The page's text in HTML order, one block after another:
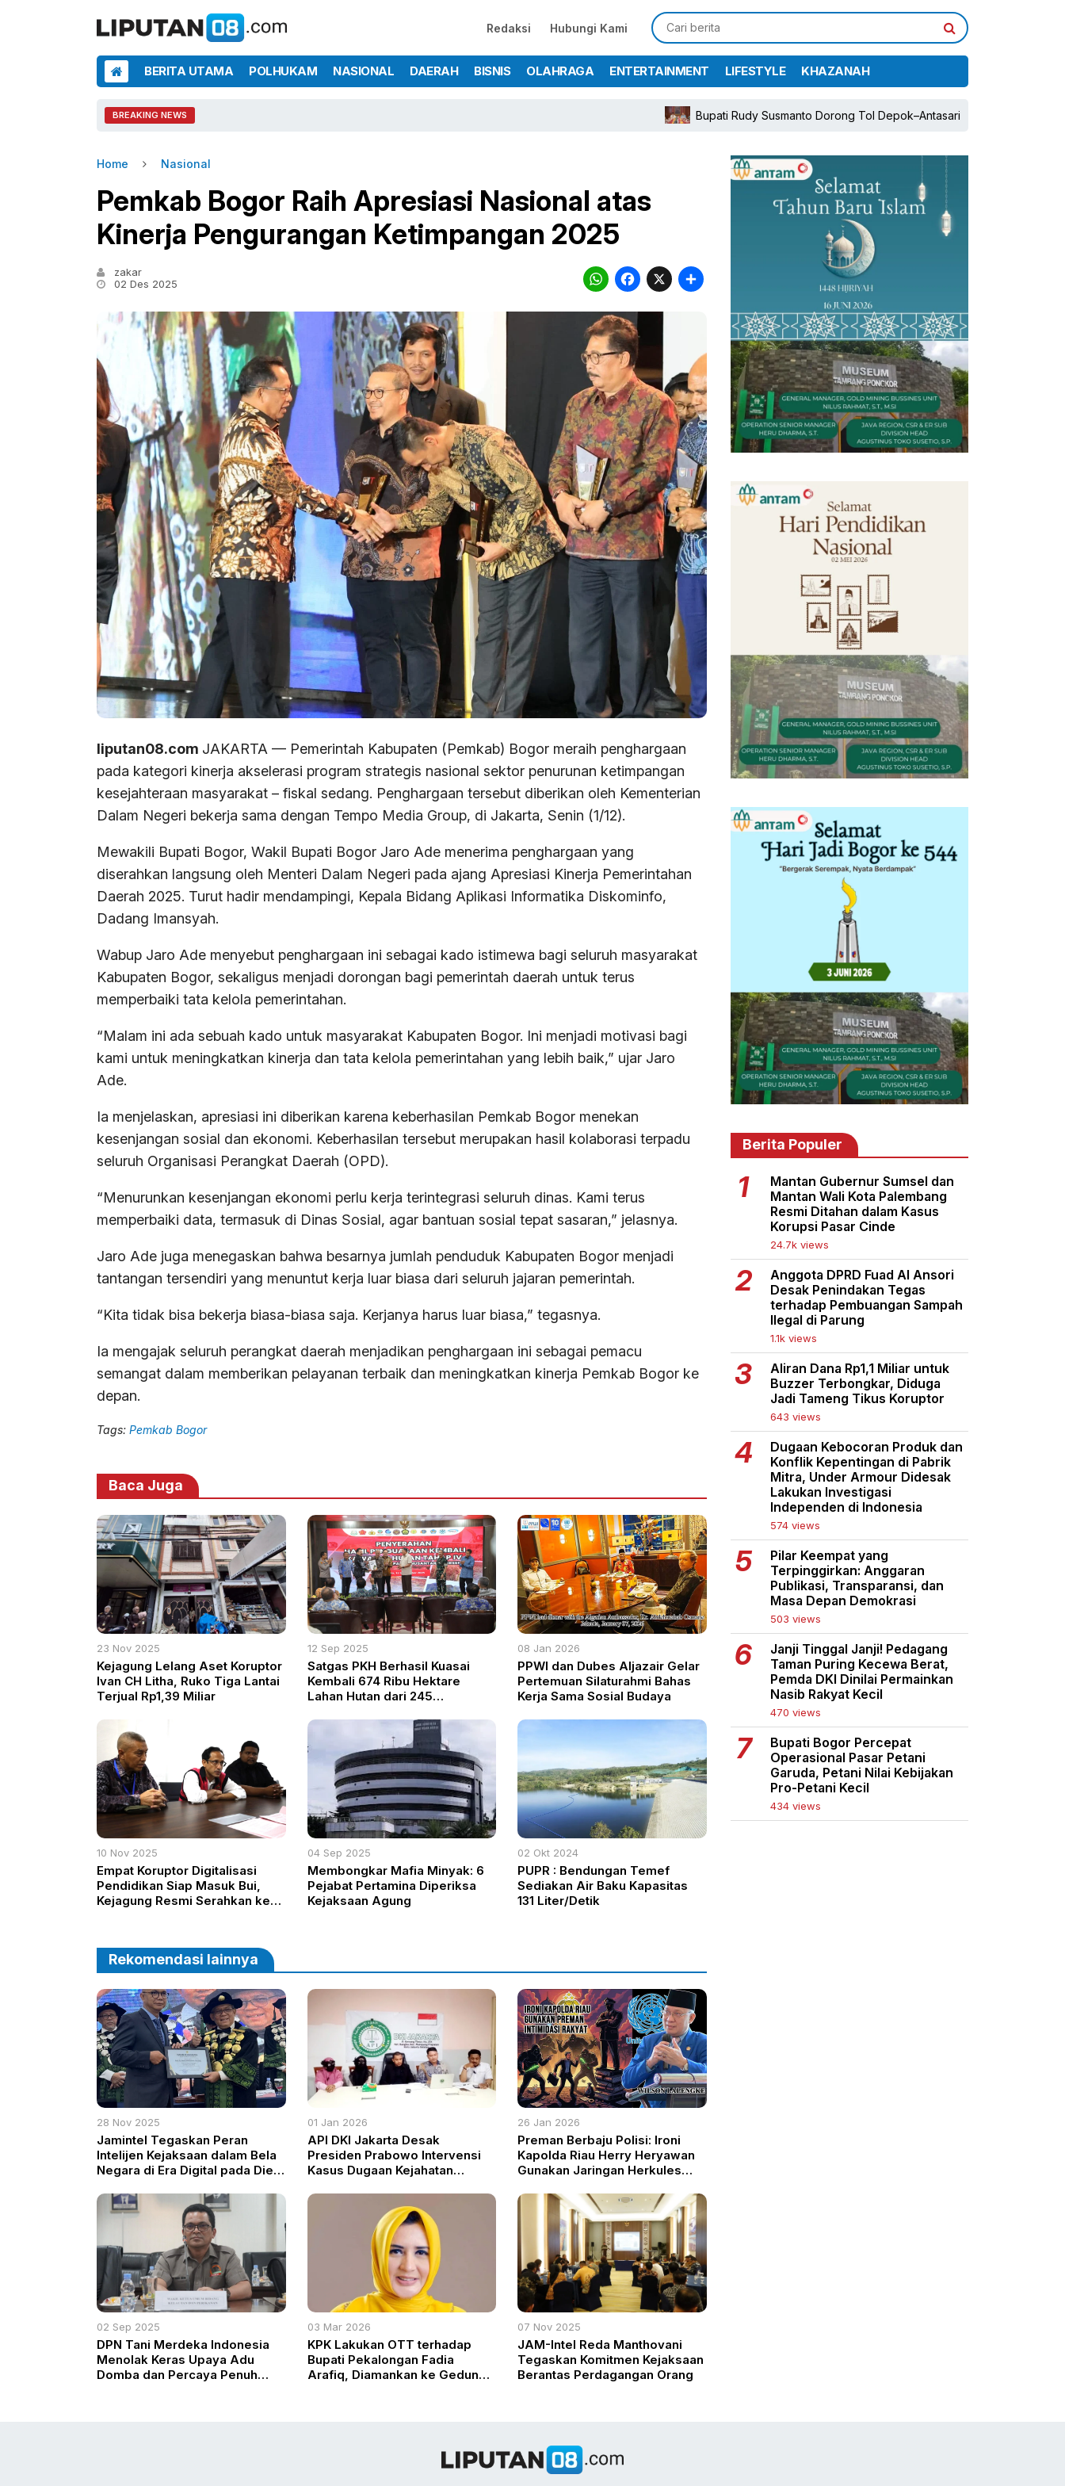
Redaksi Hubungi Kami
BERITA UTAMA POLHUKAM NASIONAL DAERAH BISNIS OLAHRAGA ENTERTAINMENT LIFESTYLE KHAZANAH
BREAKING NEWS Bupati Rudy Susmanto Dorong Tol Depok–Antasari dan Jalan Tambang Demi
Home Nasional
Pemkab Bogor Raih Apresiasi Nasional atas
Kinerja Pengurangan Ketimpangan 2025
zakar
02 Des 2025
WhatsApp
Facebook
X
liputan08.com JAKARTA — Pemerintah Kabupaten (Pemkab) Bogor meraih penghargaan
pada kategori kinerja akselerasi program strategis nasional sektor penurunan ketimpangan
kesejahteraan masyarakat – fiskal sedang. Penghargaan tersebut diberikan oleh Kementerian
Dalam Negeri bekerja sama dengan Tempo Media Group, di Jakarta, Senin (1/12).
Mewakili Bupati Bogor, Wakil Bupati Bogor Jaro Ade menerima penghargaan yang
diserahkan langsung oleh Menteri Dalam Negeri pada ajang Apresiasi Kinerja Pemerintahan
Daerah 2025. Turut hadir mendampingi, Kepala Bidang Aplikasi Informatika Diskominfo,
Dadang Imansyah.
Wabup Jaro Ade menyebut penghargaan ini sebagai kado istimewa bagi seluruh masyarakat
Kabupaten Bogor, sekaligus menjadi dorongan bagi pemerintah daerah untuk terus
memperbaiki tata kelola pemerintahan.
“Malam ini ada sebuah kado untuk masyarakat Kabupaten Bogor. Ini menjadi motivasi bagi
kami untuk meningkatkan kinerja dan tata kelola pemerintahan yang lebih baik,” ujar Jaro
Ade.
Ia menjelaskan, apresiasi ini diberikan karena keberhasilan Pemkab Bogor menekan
kesenjangan sosial dan ekonomi. Keberhasilan tersebut merupakan hasil kolaborasi terpadu
seluruh Organisasi Perangkat Daerah (OPD).
“Menurunkan kesenjangan ekonomi perlu kerja terintegrasi seluruh dinas. Kami terus
memperbaiki data, termasuk di Dinas Sosial, agar bantuan sosial tepat sasaran,” jelasnya.
Jaro Ade juga menegaskan bahwa besarnya jumlah penduduk Kabupaten Bogor menjadi
tantangan tersendiri yang menuntut kerja luar biasa dari seluruh jajaran pemerintah.
“Kita tidak bisa bekerja biasa-biasa saja. Kerjanya harus luar biasa,” tegasnya.
Ia mengajak seluruh perangkat daerah menjadikan penghargaan ini sebagai pemacu
semangat dalam memberikan pelayanan terbaik dan meningkatkan kinerja Pemkab Bogor ke
depan.
Tags: Pemkab Bogor
Baca Juga
23 Nov 2025
Kejagung Lelang Aset Koruptor
Ivan CH Litha, Ruko Tiga Lantai
Terjual Rp1,39 Miliar
12 Sep 2025
Satgas PKH Berhasil Kuasai
Kembali 674 Ribu Hektare
Lahan Hutan dari 245
Lebih dari 300%
08 Jan 2026
PPWI dan Dubes Aljazair Gelar
Pertemuan Silaturahmi Bahas
Kerja Sama Sosial Budaya
10 Nov 2025
Empat Koruptor Digitalisasi
Pendidikan Siap Masuk Bui,
Kejagung Resmi Serahkan ke
04 Sep 2025
Membongkar Mafia Minyak: 6
Pejabat Pertamina Diperiksa
Kejaksaan Agung
02 Okt 2024
PUPR : Bendungan Temef
Sediakan Air Baku Kapasitas
131 Liter/Detik
Rekomendasi lainnya
28 Nov 2025
Jamintel Tegaskan Peran
Intelijen Kejaksaan dalam Bela
Negara di Era Digital pada Dies
Jakarta
01 Jan 2026
API DKI Jakarta Desak
Presiden Prabowo Intervensi
Kasus Dugaan Kejahatan
26 Jan 2026
Preman Berbaju Polisi: Ironi
Kapolda Riau Herry Heryawan
Gunakan Jaringan Herkules
02 Sep 2025
DPN Tani Merdeka Indonesia
Menolak Keras Upaya Adu
Domba dan Percaya Penuh
03 Mar 2026
KPK Lakukan OTT terhadap
Bupati Pekalongan Fadia
Arafiq, Diamankan ke Gedung
07 Nov 2025
JAM-Intel Reda Manthovani
Tegaskan Komitmen Kejaksaan
Berantas Perdagangan Orang
Berita Populer
Mantan Gubernur Sumsel dan
Mantan Wali Kota Palembang
Resmi Ditahan dalam Kasus
Korupsi Pasar Cinde
24.7k views
Anggota DPRD Fuad Al Ansori
Desak Penindakan Tegas
terhadap Pembuangan Sampah
Ilegal di Parung
1.1k views
Aliran Dana Rp1,1 Miliar untuk
Buzzer Terbongkar, Diduga
Jadi Tameng Tikus Koruptor
643 views
Dugaan Kebocoran Produk dan
Konflik Kepentingan di Pabrik
Mitra, Under Armour Didesak
Lakukan Investigasi
Independen di Indonesia
574 views
Pilar Keempat yang
Terpinggirkan: Anggaran
Publikasi, Transparansi, dan
Masa Depan Demokrasi
503 views
Janji Tinggal Janji! Pedagang
Taman Puring Kecewa Berat,
Pemda DKI Dinilai Permainkan
Nasib Rakyat Kecil
470 views
Bupati Bogor Percepat
Operasional Pasar Petani
Garuda, Petani Nilai Kebijakan
Pro-Petani Kecil
434 views